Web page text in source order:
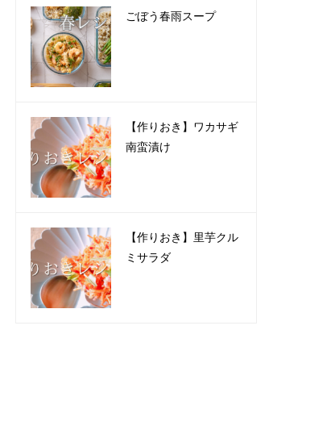
ごぼう春雨スープ
【作りおき】ワカサギ
南蛮漬け
【作りおき】里芋クル
ミサラダ